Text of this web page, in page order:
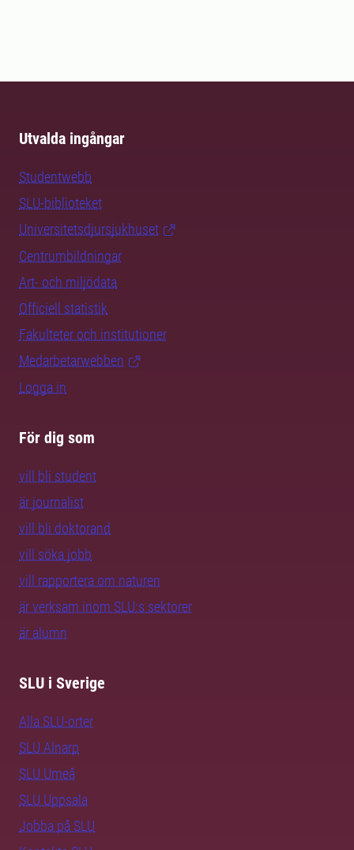
Utvalda ingångar
Studentwebb
SLU-biblioteket
Universitetsdjursjukhuset
Centrumbildningar
Art- och miljödata
Officiell statistik
Fakulteter och institutioner
Medarbetarwebben
Logga in
För dig som
vill bli student
är journalist
vill bli doktorand
vill söka jobb
vill rapportera om naturen
är verksam inom SLU:s sektorer
är alumn
SLU i Sverige
Alla SLU-orter
SLU Alnarp
SLU Umeå
SLU Uppsala
Jobba på SLU